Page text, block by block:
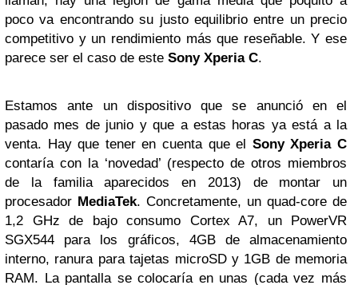
poco va encontrando su justo equilibrio entre un precio
competitivo y un rendimiento más que reseñable. Y ese
parece ser el caso de este Sony Xperia C.
Estamos ante un dispositivo que se anunció en el
pasado mes de junio y que a estas horas ya está a la
venta. Hay que tener en cuenta que el Sony Xperia C
contaría con la ‘novedad’ (respecto de otros miembros
de la familia aparecidos en 2013) de montar un
procesador MediaTek. Concretamente, un quad-core de
1,2 GHz de bajo consumo Cortex A7, un PowerVR
SGX544 para los gráficos, 4GB de almacenamiento
interno, ranura para tajetas microSD y 1GB de memoria
RAM. La pantalla se colocaría en unas (cada vez más